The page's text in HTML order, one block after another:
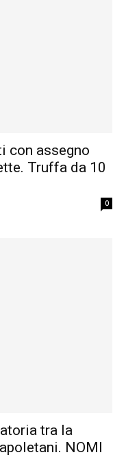
con assegno
Truffa da 10
0
tra la
NOMI